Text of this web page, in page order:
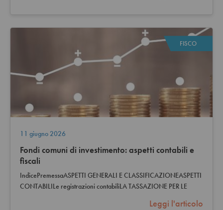
FISCO
11 giugno 2026
Fondi comuni di investimento: aspetti contabili e
fiscali
IndicePremessaASPETTI GENERALI E CLASSIFICAZIONEASPETTI
CONTABILILe registrazioni contabiliLA TASSAZIONE PER LE
Leggi l'articolo